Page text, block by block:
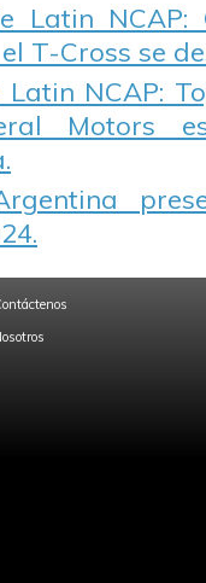
Latin NCAP:
T-Cross se
NCAP:
Motors